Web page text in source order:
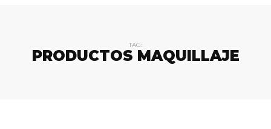
TAG:
PRODUCTOS MAQUILLAJE